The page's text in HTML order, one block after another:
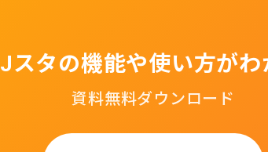
Jスタの機能や使い方がわ
資料無料ダウンロード